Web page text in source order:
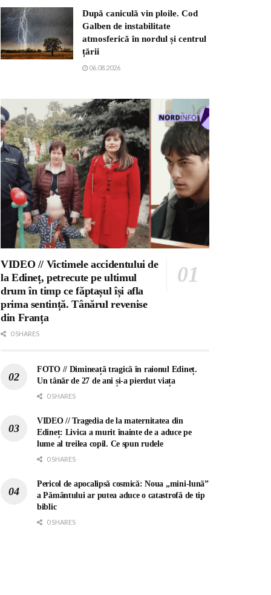
După caniculă vin ploile. Cod
Galben de instabilitate
atmosferică în nordul și centrul
țării
06.08.2026
VIDEO // Victimele accidentului de
la Edineț, petrecute pe ultimul
drum în timp ce făptașul își afla
prima sentință. Tânărul revenise
din Franța
0 SHARES
FOTO // Dimineață tragică în raionul Edineț.
Un tânăr de 27 de ani și-a pierdut viața
0 SHARES
VIDEO // Tragedia de la maternitatea din
Edineț: Livica a murit înainte de a aduce pe
lume al treilea copil. Ce spun rudele
0 SHARES
Pericol de apocalipsă cosmică: Noua „mini-lună”
a Pământului ar putea aduce o catastrofă de tip
biblic
0 SHARES